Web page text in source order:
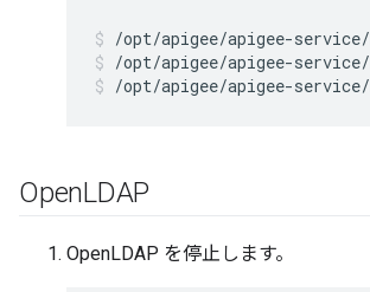
/opt/apigee/apigee-
/opt/apigee/apigee-
OpenLDAP
OpenLDAP を停止します。